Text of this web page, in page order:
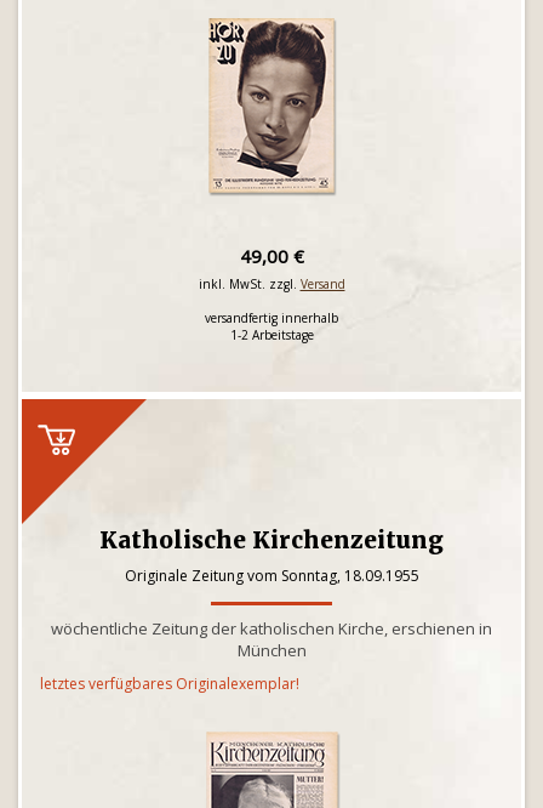
49,00 €
inkl. MwSt. zzgl. Versand
versandfertig innerhalb
1-2 Arbeitstage
Katholische Kirchenzeitung
Originale Zeitung vom Sonntag, 18.09.1955
wöchentliche Zeitung der katholischen Kirche, erschienen in
München
letztes verfügbares Originalexemplar!